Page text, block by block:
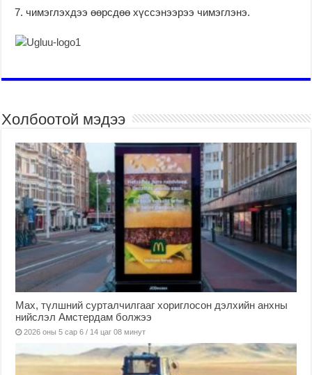
чимэглэхдээ өөрсдөө хүссэнээрээ чимэглэнэ.
Холбоотой мэдээ
Мах, түлшний сурталчилгааг хориглосон дэлхийн анхны
нийслэл Амстердам болжээ
2026 оны 5 сар 6 / 14 цаг 08 минут